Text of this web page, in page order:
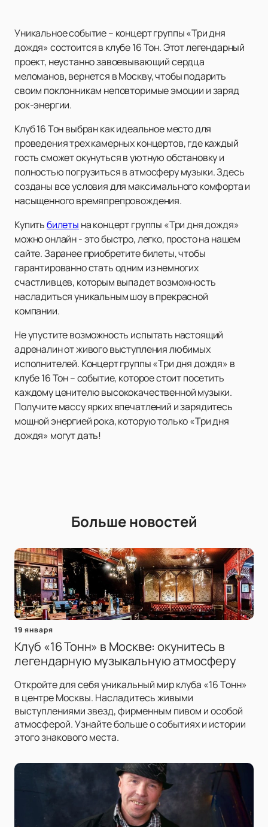
Уникальное событие – концерт группы «Три дня
дождя» состоится в клубе 16 Тон. Этот легендарный
проект, неустанно завоевывающий сердца
меломанов, вернется в Москву, чтобы подарить
своим поклонникам неповторимые эмоции и заряд
рок-энергии.
Клуб 16 Тон выбран как идеальное место для
проведения трех камерных концертов, где каждый
гость сможет окунуться в уютную обстановку и
полностью погрузиться в атмосферу музыки. Здесь
созданы все условия для максимального комфорта и
насыщенного времяпрепровождения.
Купитьбилеты на концерт группы «Три дня дождя»
можно онлайн - это быстро, легко, просто на нашем
сайте. Заранее приобретите билеты, чтобы
гарантированно стать одним из немногих
счастливцев, которым выпадет возможность
насладиться уникальным шоу в прекрасной
компании.
Не упустите возможность испытать настоящий
адреналин от живого выступления любимых
исполнителей. Концерт группы «Три дня дождя» в
клубе 16 Тон – событие, которое стоит посетить
каждому ценителю высококачественной музыки.
Получите массу ярких впечатлений и зарядитесь
мощной энергией рока, которую только «Три дня
дождя» могут дать!
Больше новостей
19 января
Клуб «16 Тонн» в Москве: окунитесь в
легендарную музыкальную атмосферу
Откройте для себя уникальный мир клуба «16 Тонн»
в центре Москвы. Насладитесь живыми
выступлениями звезд, фирменным пивом и особой
атмосферой. Узнайте больше о событиях и истории
этого знакового места.